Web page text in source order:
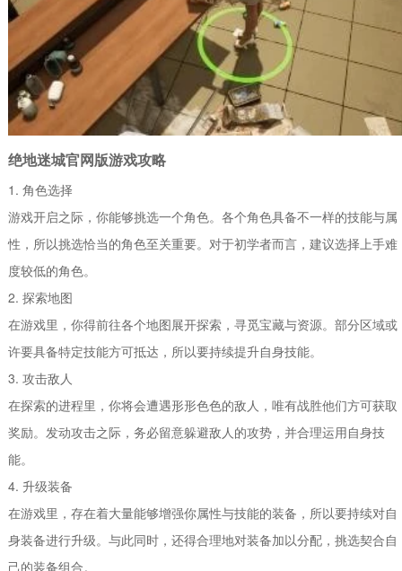
绝地迷城官网版游戏攻略
1. 角色选择
游戏开启之际，你能够挑选一个角色。各个角色具备不一样的技能与属
性，所以挑选恰当的角色至关重要。对于初学者而言，建议选择上手难
度较低的角色。
2. 探索地图
在游戏里，你得前往各个地图展开探索，寻觅宝藏与资源。部分区域或
许要具备特定技能方可抵达，所以要持续提升自身技能。
3. 攻击敌人
在探索的进程里，你将会遭遇形形色色的敌人，唯有战胜他们方可获取
奖励。发动攻击之际，务必留意躲避敌人的攻势，并合理运用自身技
能。
4. 升级装备
在游戏里，存在着大量能够增强你属性与技能的装备，所以要持续对自
身装备进行升级。与此同时，还得合理地对装备加以分配，挑选契合自
己的装备组合。